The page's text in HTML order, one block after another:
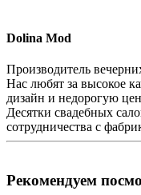
Dolina Mod
Производитель
Нас любят за высокое
дизайн и недорогую
Десятки свадебных
сотрудничества с
Рекомендуем